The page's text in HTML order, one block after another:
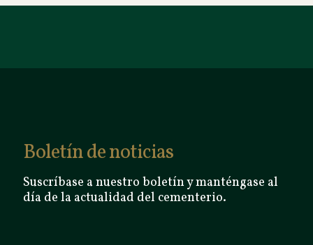
Boletín de noticias
Suscríbase a nuestro boletín y manténgase al
día de la actualidad del cementerio.